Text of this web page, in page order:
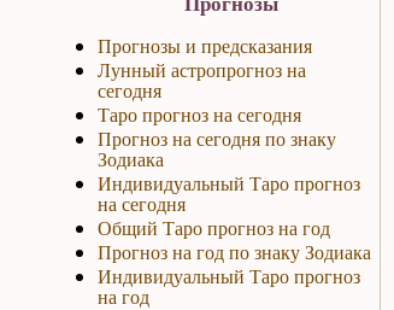
Прогнозы и предсказания
Лунный астропрогноз на
сегодня
Таро прогноз на сегодня
Прогноз на сегодня по знаку
Зодиака
Индивидуальный Таро прогноз
на сегодня
Общий Таро прогноз на год
Прогноз на год по знаку Зодиака
Индивидуальный Таро прогноз
на год